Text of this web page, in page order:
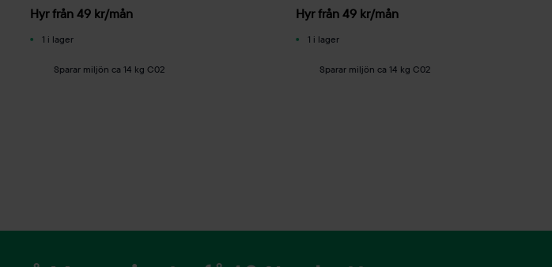
Hyr från 49 kr/mån
1 i lager
Sparar miljön ca 14 kg C02
Hyr från 49 kr/mån
1 i lager
Sparar miljön ca 14 kg C02